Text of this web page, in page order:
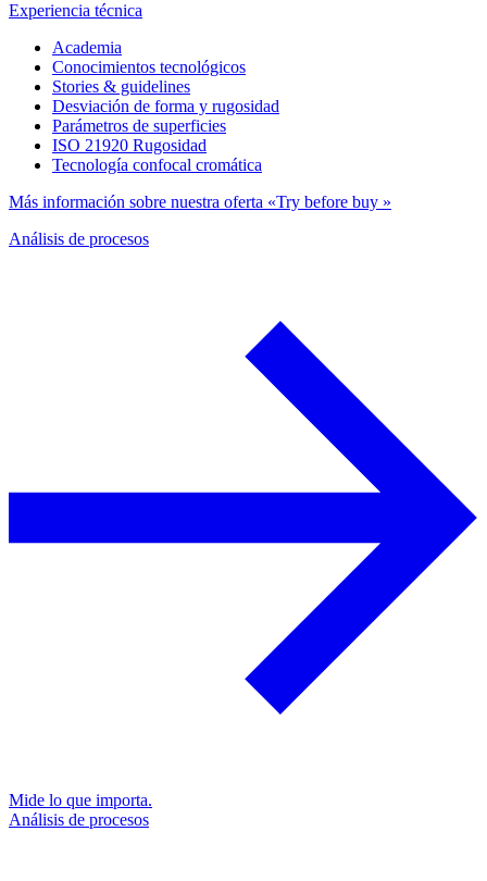
Experiencia técnica
Academia
Conocimientos tecnológicos
Stories & guidelines
Desviación de forma y rugosidad
Parámetros de superficies
ISO 21920 Rugosidad
Tecnología confocal cromática
Más información sobre nuestra oferta «Try before buy »
Análisis de procesos
Mide lo que importa.
Análisis de procesos